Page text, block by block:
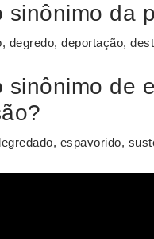
sinônimo da
degredo, deportação,
sinônimo de
espavorido,